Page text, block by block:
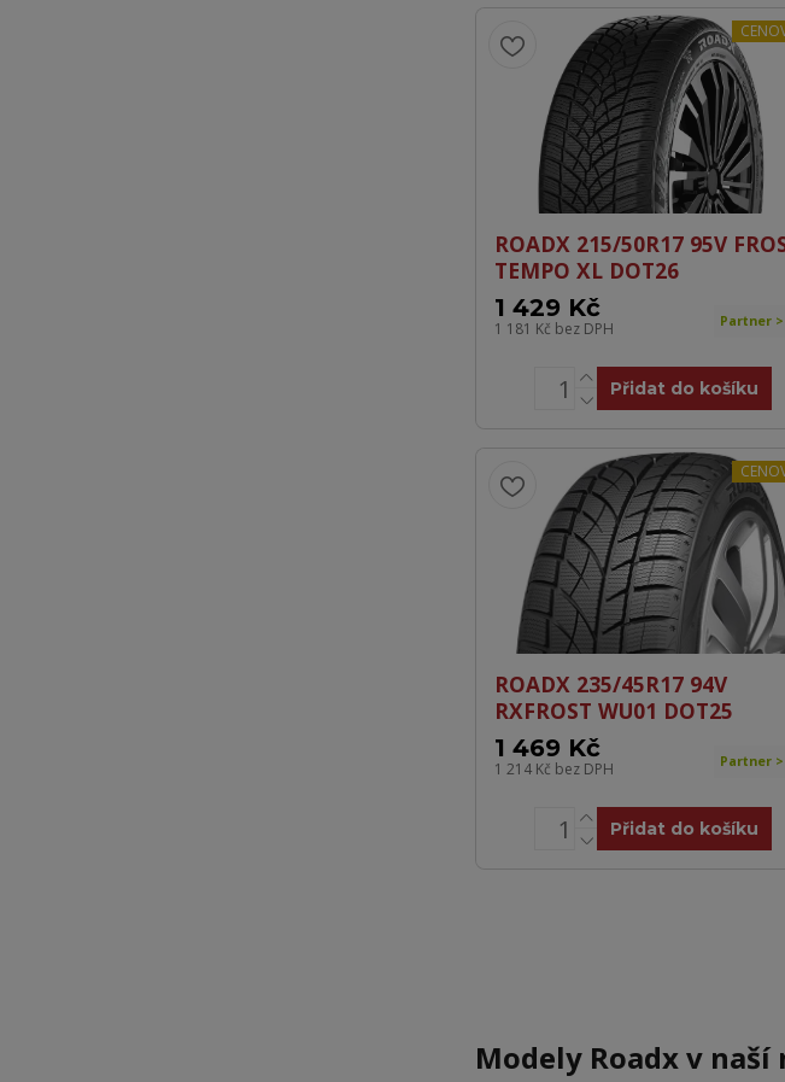
ROADX 215/50R17 95V
TEMPO XL DOT26
1 429 Kč
1 181 Kč bez DPH Partner >
Přidat do košíku
ROADX 235/45R17 94V
RXFROST WU01 DOT25
1 469 Kč
1 214 Kč bez DPH Partner >
Přidat do košíku
Modely Roadx v naší